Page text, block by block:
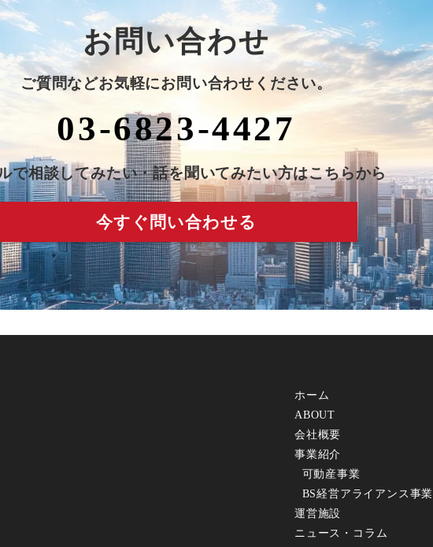
お問い合わせ
ご質問などお気軽にお問い合わせください。
03-6823-4427
で相談してみたい・話を聞いてみたい方はこちらから
今すぐ問い合わせる
ホーム
ABOUT
会社概要
事業紹介
可動産事業
BS経営アライアンス事業
運営施設
ニュース・コラム